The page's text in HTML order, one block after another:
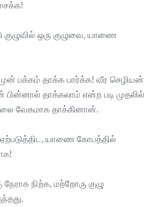
குழுவில் ஒரு குழுவை, யாணை
பக்கம் தாக்க பார்க்க! வீர செழியன்
தாக்கலாம் என்ற படி முதலில்
வேகமாக தாக்கினான்.
யாணை கோபத்தில்
நிற்க, மற்றோரு குழு